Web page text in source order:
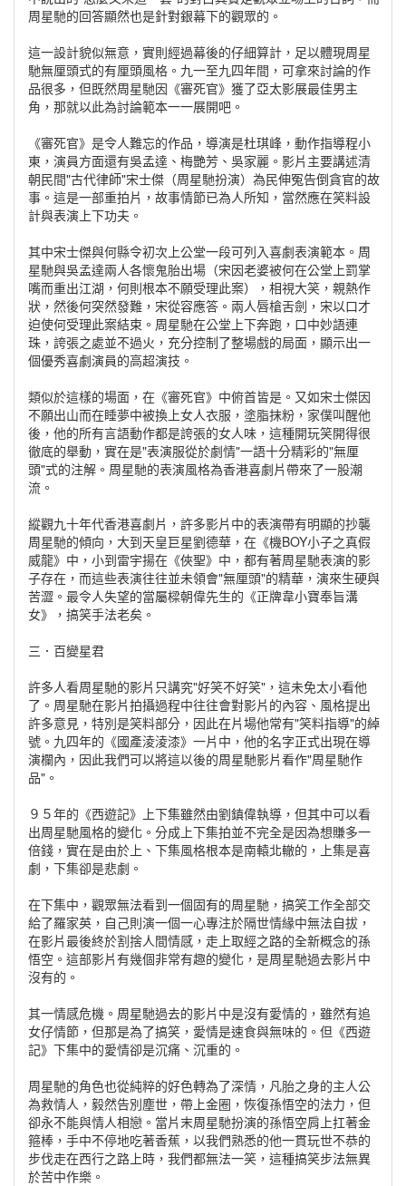
周星馳的回答顯然也是針對銀幕下的觀眾的。
這一設計貌似無意，實則經過幕後的仔細算計，足以體現周星
馳無厘頭式的有厘頭風格。九一至九四年間，可拿來討論的作
品很多，但既然周星馳因《審死官》獲了亞太影展最佳男主
角，那就以此為討論範本一一展開吧。
《審死官》是令人難忘的作品，導演是杜琪峰，動作指導程小
東，演員方面還有吳孟達、梅艷芳、吳家麗。影片主要講述清
朝民間"古代律師"宋士傑（周星馳扮演）為民伸冤告倒貪官的故
事。這是一部重拍片，故事情節已為人所知，當然應在笑料設
計與表演上下功夫。
其中宋士傑與何縣令初次上公堂一段可列入喜劇表演範本。周
星馳與吳孟達兩人各懷鬼胎出場（宋因老婆被何在公堂上罰掌
嘴而重出江湖，何則根本不願受理此案），相視大笑，親熱作
狀，然後何突然發難，宋從容應答。兩人唇槍舌劍，宋以口才
迫使何受理此案結束。周星馳在公堂上下奔跑，口中妙語連
珠，誇張之處並不過火，充分控制了整場戲的局面，顯示出一
個優秀喜劇演員的高超演技。
類似於這樣的場面，在《審死官》中俯首皆是。又如宋士傑因
不願出山而在睡夢中被換上女人衣服，塗脂抹粉，家僕叫醒他
後，他的所有言語動作都是誇張的女人味，這種開玩笑開得很
徹底的舉動，實在是"表演服從於劇情"一語十分精彩的"無厘
頭"式的注解。周星馳的表演風格為香港喜劇片帶來了一股潮
流。
縱觀九十年代香港喜劇片，許多影片中的表演帶有明顯的抄襲
周星馳的傾向，大到天皇巨星劉德華，在《機BOY小子之真假
威龍》中，小到雷宇揚在《俠聖》中，都有著周星馳表演的影
子存在，而這些表演往往並未領會"無厘頭"的精華，演來生硬與
苦澀。最令人失望的當屬樑朝偉先生的《正牌韋小寶奉旨溝
女》，搞笑手法老矣。
三．百變星君
許多人看周星馳的影片只講究"好笑不好笑"，這未免太小看他
了。周星馳在影片拍攝過程中往往會對影片的內容、風格提出
許多意見，特別是笑料部分，因此在片場他常有"笑料指導"的綽
號。九四年的《國產淩淩漆》一片中，他的名字正式出現在導
演欄內，因此我們可以將這以後的周星馳影片看作"周星馳作
品"。
９５年的《西遊記》上下集雖然由劉鎮偉執導，但其中可以看
出周星馳風格的變化。分成上下集拍並不完全是因為想賺多一
倍錢，實在是由於上、下集風格根本是南轅北轍的，上集是喜
劇，下集卻是悲劇。
在下集中，觀眾無法看到一個固有的周星馳，搞笑工作全部交
給了羅家英，自己則演一個一心專注於隔世情緣中無法自拔，
在影片最後終於割捨人間情感，走上取經之路的全新概念的孫
悟空。這部影片有幾個非常有趣的變化，是周星馳過去影片中
沒有的。
其一情感危機。周星馳過去的影片中是沒有愛情的，雖然有追
女仔情節，但那是為了搞笑，愛情是速食與無味的。但《西遊
記》下集中的愛情卻是沉痛、沉重的。
周星馳的角色也從純粹的好色轉為了深情，凡胎之身的主人公
為救情人，毅然告別塵世，帶上金圈，恢復孫悟空的法力，但
卻永不能與情人相戀。當片末周星馳扮演的孫悟空肩上扛著金
箍棒，手中不停地吃著香蕉，以我們熟悉的他一貫玩世不恭的
步伐走在西行之路上時，我們都無法一笑，這種搞笑步法無異
於苦中作樂。